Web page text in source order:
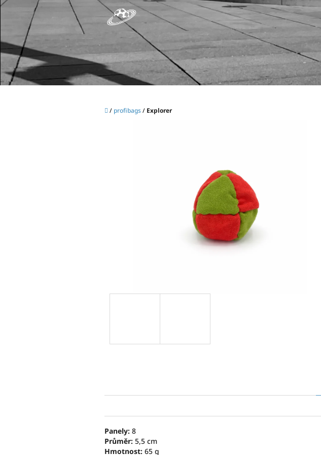
Skip
Home
/ profibags/ Explorer
Panely: 8
Průměr: 5,5 cm
Hmotnost: 65 g